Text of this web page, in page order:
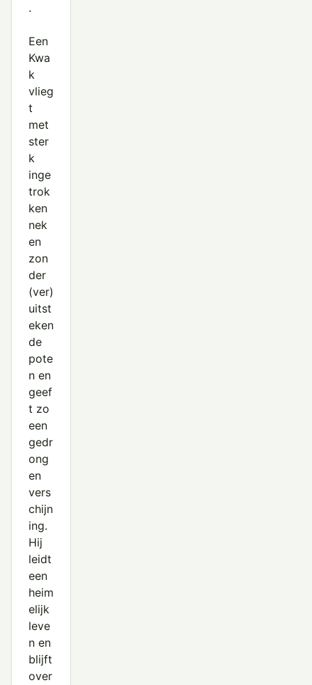
.
Een
Kwa
k
vlieg
t
met
ster
k
inge
trok
ken
nek
en
zon
der
(ver)
uitst
eken
de
pote
n en
geef
t zo
een
gedr
ong
en
vers
chijn
ing.
Hij
leidt
een
heim
elijk
leve
n en
blijft
over